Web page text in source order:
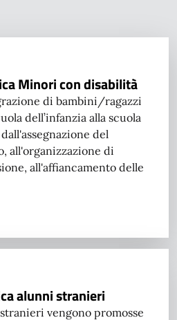
Minori con disabilità
di bambini/ragazzi
dell’infanzia alla scuola
del
all'organizzazione di
all'affiancamento delle
alunni stranieri
vengono promosse